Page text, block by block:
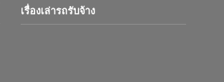
เรื่องเล่ารถรับจ้าง